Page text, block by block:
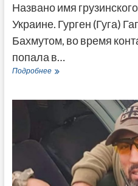
Названо имя
Украине. Гурген (Гуга)
Бахмутом, во время
попала в…
ПодробнееГрузинский
Бахмутом
в
засаду
вагнеровцев